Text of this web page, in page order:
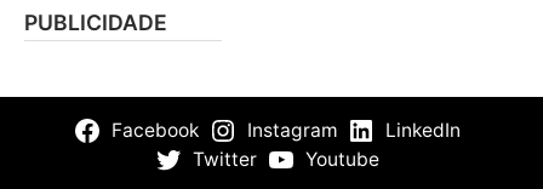
PUBLICIDADE
Facebook Instagram
LinkedIn
Twitter
Youtube